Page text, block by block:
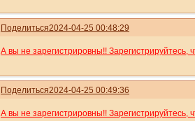
Поделиться2024-04-25 00:48:29
А вы не зарегистрировны!! Зарегистрируйтесь,
Поделиться2024-04-25 00:49:36
А вы не зарегистрировны!! Зарегистрируйтесь,